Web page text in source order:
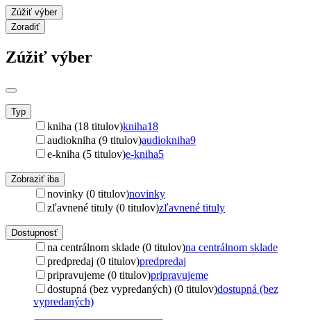
Zúžiť výber
Zoradiť
Zúžiť výber
Typ
kniha (18 titulov)kniha18
audiokniha (9 titulov)audiokniha9
e-kniha (5 titulov)e-kniha5
Zobraziť iba
novinky (0 titulov)novinky
zľavnené tituly (0 titulov)zľavnené tituly
Dostupnosť
na centrálnom sklade (0 titulov)na centrálnom sklade
predpredaj (0 titulov)predpredaj
pripravujeme (0 titulov)pripravujeme
dostupná (bez vypredaných) (0 titulov)dostupná (bez
vypredaných)